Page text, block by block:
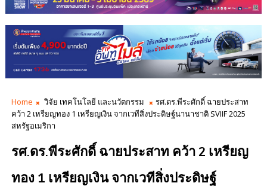
Home วิจัย เทคโนโลยี และนวัตกรรม
รศ.ดร.พีระศักดิ์ ฉายประสาท
คว้า 2 เหรียญทอง 1 เหรียญเงิน จากเวทีสิ่งประดิษฐ์นานาชาติ SVIIF 2025
สหรัฐอเมริกา
รศ.ดร.พีระศักดิ์ ฉายประสาท คว้า 2 เหรียญ
ทอง 1 เหรียญเงิน จากเวทีสิ่งประดิษฐ์